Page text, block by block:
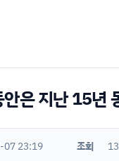
은 지난 15년
07 23:19 조회